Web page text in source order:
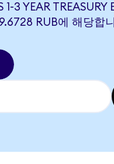
1-3 YEAR
RUB에 해당합